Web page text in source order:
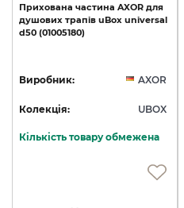
Прихована частина AXOR для
душових трапів uBox universal
d50 (01005180)
Виробник: AXOR
Колекція: UBOX
Кількість товару обмежена